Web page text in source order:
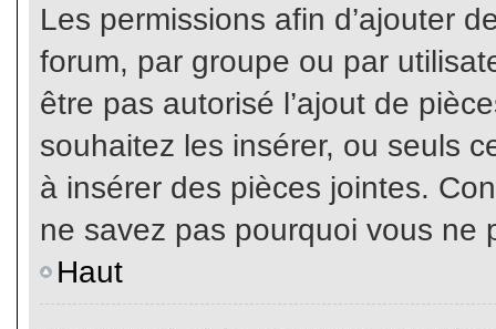
Les permissions afin d’ajouter
forum, par groupe ou par
être pas autorisé l’ajout de
souhaitez les insérer, ou seuls
à insérer des pièces jointes.
ne savez pas pourquoi vous ne
Haut